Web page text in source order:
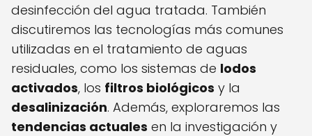
desinfección del agua tratada. También
discutiremos las tecnologías más comunes
utilizadas en el tratamiento de aguas
residuales, como los sistemas de lodos
activados, los filtros biológicos y la
desalinización. Además, exploraremos las
tendencias actuales en la investigación y